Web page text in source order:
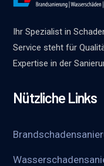
Ihr Spezialist in
Service steht für
Expertise in der
Nützliche Links